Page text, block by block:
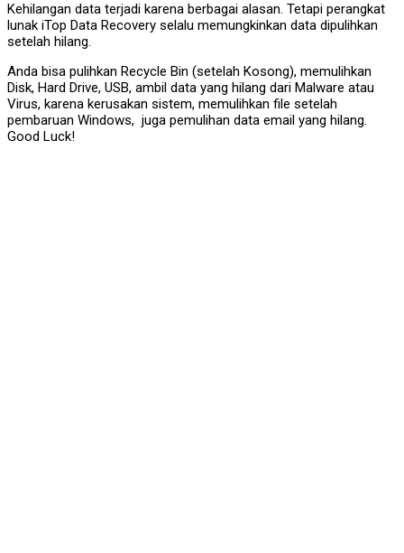
Kehilangan data terjadi karena berbagai alasan. Tetapi perangkat
lunak iTop Data Recovery selalu memungkinkan data dipulihkan
setelah hilang.
Anda bisa pulihkan Recycle Bin (setelah Kosong), memulihkan
Disk, Hard Drive, USB, ambil data yang hilang dari Malware atau
Virus, karena kerusakan sistem, memulihkan file setelah
pembaruan Windows, juga pemulihan data email yang hilang.
Good Luck!